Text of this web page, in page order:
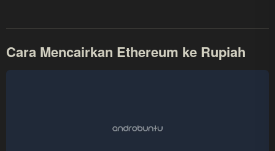
Cara Mencairkan Ethereum ke Rupiah